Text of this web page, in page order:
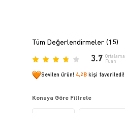
Tüm Değerlendirmeler (15)
3.7 Ortalama
Puan
Sevilen ürün! 4,2B kişi favoriledi!
Konuya Göre Filtrele